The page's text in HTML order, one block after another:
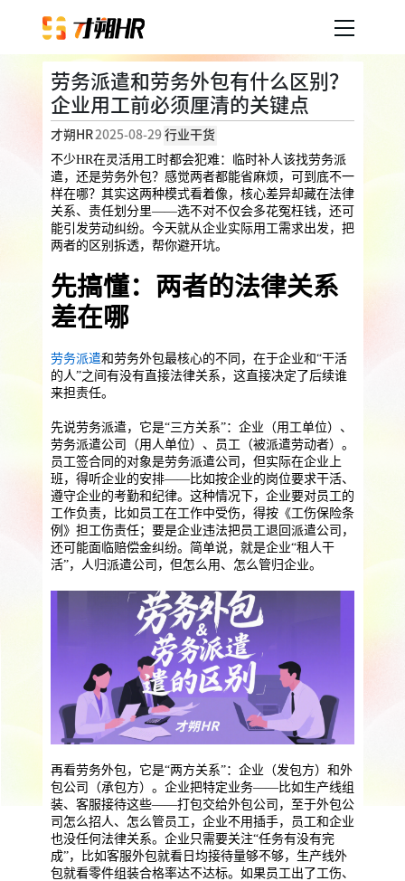
产品服务
企业人事外包
企业社保 薪税服务 劳务派遣
用工外包
业务外包 岗位外包 灵活用工
员工福利
员工体验 员工商保
法务咨询
企业助残残保业务
企业公益助残 残保金规划
个人社保保障业务
社保公积金缴纳 上海落户规划 海积分办理
数组营销创新业务
扫码营销红包 城市优惠券
服务案例
内容中心
公司介绍
联系我们
加入我们
服务优势
智能工具
劳务派遣和劳务外包有什么区别？
企业用工前必须厘清的关键点
才朔HR2025-08-29 行业干货
不少HR在灵活用工时都会犯难：临时补人该找劳务派
遣，还是劳务外包？感觉两者都能省麻烦，可到底不一
样在哪？其实这两种模式看着像，核心差异却藏在法律
关系、责任划分里——选不对不仅会多花冤枉钱，还可
能引发劳动纠纷。今天就从企业实际用工需求出发，把
两者的区别拆透，帮你避开坑。
先搞懂：两者的法律关系
差在哪
劳务派遣和劳务外包最核心的不同，在于企业和“干活
的人”之间有没有直接法律关系，这直接决定了后续谁
来担责任。
先说劳务派遣，它是“三方关系”：企业（用工单位）、
劳务派遣公司（用人单位）、员工（被派遣劳动者）。
员工签合同的对象是劳务派遣公司，但实际在企业上
班，得听企业的安排——比如按企业的岗位要求干活、
遵守企业的考勤和纪律。这种情况下，企业要对员工的
工作负责，比如员工在工作中受伤，得按《工伤保险条
例》担工伤责任；要是企业违法把员工退回派遣公司，
还可能面临赔偿金纠纷。简单说，就是企业“租人干
活”，人归派遣公司，但怎么用、怎么管归企业。
再看劳务外包，它是“两方关系”：企业（发包方）和外
包公司（承包方）。企业把特定业务——比如生产线组
装、客服接待这些——打包交给外包公司，至于外包公
司怎么招人、怎么管员工，企业不用插手，员工和企业
也没任何法律关系。企业只需要关注“任务有没有完
成”，比如客服外包就看日均接待量够不够，生产线外
包就看零件组装合格率达不达标。如果员工出了工伤、